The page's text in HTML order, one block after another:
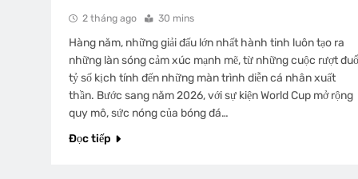
2 tháng ago 30 mins
Hàng năm, những giải đấu lớn nhất hành tinh luôn tạo ra
những làn sóng cảm xúc mạnh mẽ, từ những cuộc rượt
tỷ số kịch tính đến những màn trình diễn cá nhân xuất
thần. Bước sang năm 2026, với sự kiện World Cup mở rộng
quy mô, sức nóng của bóng đá…
Đọc tiếp